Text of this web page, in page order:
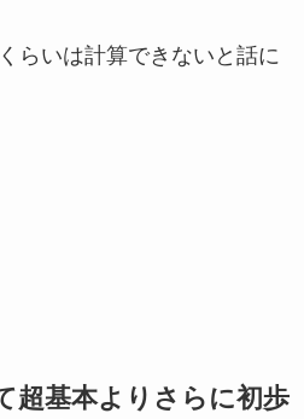
らいは計算できないと話に
超基本よりさらに初歩